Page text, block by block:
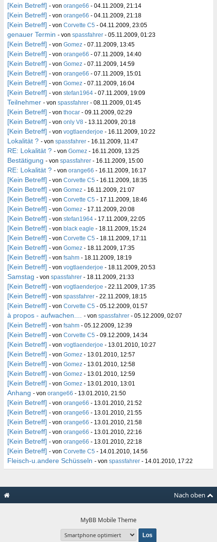
[Kein Betreff] - von orange66 - 04.11.2009, 21:14
[Kein Betreff] - von orange66 - 04.11.2009, 21:18
[Kein Betreff] - von Corvette C5 - 04.11.2009, 23:05
genauer Termin - von spassfahrer - 05.11.2009, 01:23
[Kein Betreff] - von Gomez - 07.11.2009, 13:45
[Kein Betreff] - von orange66 - 07.11.2009, 14:40
[Kein Betreff] - von Gomez - 07.11.2009, 14:59
[Kein Betreff] - von orange66 - 07.11.2009, 15:01
[Kein Betreff] - von Gomez - 07.11.2009, 16:04
[Kein Betreff] - von stefan1964 - 07.11.2009, 19:09
Teilnehmer - von spassfahrer - 08.11.2009, 01:45
[Kein Betreff] - von thocar - 09.11.2009, 02:29
[Kein Betreff] - von only V8 - 13.11.2009, 20:18
[Kein Betreff] - von vogtlaenderjoe - 16.11.2009, 10:22
Lokalität ? - von spassfahrer - 16.11.2009, 11:47
RE: Lokalität ? - von Gomez - 16.11.2009, 13:25
Bestätigung - von spassfahrer - 16.11.2009, 15:00
RE: Lokalität ? - von orange66 - 16.11.2009, 16:17
[Kein Betreff] - von Corvette C5 - 16.11.2009, 18:35
[Kein Betreff] - von Gomez - 16.11.2009, 21:07
[Kein Betreff] - von Corvette C5 - 17.11.2009, 18:46
[Kein Betreff] - von Gomez - 17.11.2009, 20:08
[Kein Betreff] - von stefan1964 - 17.11.2009, 22:05
[Kein Betreff] - von black eagle - 18.11.2009, 15:24
[Kein Betreff] - von Corvette C5 - 18.11.2009, 17:11
[Kein Betreff] - von Gomez - 18.11.2009, 17:35
[Kein Betreff] - von fsahm - 18.11.2009, 18:19
[Kein Betreff] - von vogtlaenderjoe - 18.11.2009, 20:53
Samstag - von spassfahrer - 18.11.2009, 21:33
[Kein Betreff] - von vogtlaenderjoe - 22.11.2009, 17:35
[Kein Betreff] - von spassfahrer - 22.11.2009, 18:15
[Kein Betreff] - von Corvette C5 - 05.12.2009, 01:57
à propos - aufwachen.... - von spassfahrer - 05.12.2009, 02:07
[Kein Betreff] - von fsahm - 05.12.2009, 12:39
[Kein Betreff] - von Corvette C5 - 09.12.2009, 14:34
[Kein Betreff] - von vogtlaenderjoe - 13.01.2010, 10:27
[Kein Betreff] - von Gomez - 13.01.2010, 12:57
[Kein Betreff] - von Gomez - 13.01.2010, 12:58
[Kein Betreff] - von Gomez - 13.01.2010, 12:59
[Kein Betreff] - von Gomez - 13.01.2010, 13:01
Anhang - von orange66 - 13.01.2010, 21:50
[Kein Betreff] - von orange66 - 13.01.2010, 21:52
[Kein Betreff] - von orange66 - 13.01.2010, 21:55
[Kein Betreff] - von orange66 - 13.01.2010, 21:58
[Kein Betreff] - von orange66 - 13.01.2010, 22:16
[Kein Betreff] - von orange66 - 13.01.2010, 22:18
[Kein Betreff] - von Corvette C5 - 14.01.2010, 14:56
Fleisch-u.andere Schüsseln - von spassfahrer - 14.01.2010, 17:22
Nach oben
MyBB Mobile Theme